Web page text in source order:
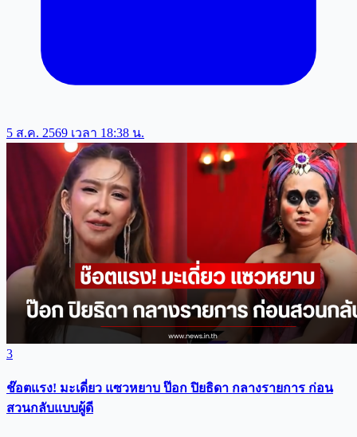
5 ส.ค. 2569 เวลา 18:38 น.
3
ช๊อตแรง! มะเดี่ยว แซวหยาบ ป๊อก ปิยธิดา กลางรายการ ก่อน
สวนกลับแบบผู้ดี